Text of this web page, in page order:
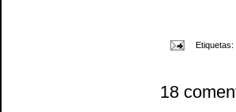
Etiquetas:
18